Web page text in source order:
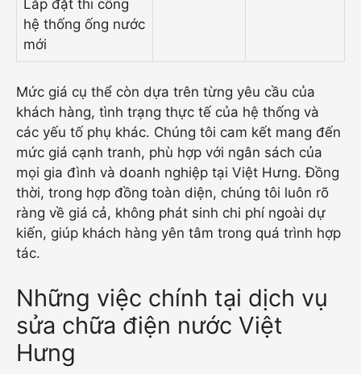
Lắp đặt thi công
hệ thống ống nước
mới
Mức giá cụ thể còn dựa trên từng yêu cầu của
khách hàng, tình trạng thực tế của hệ thống và
các yếu tố phụ khác. Chúng tôi cam kết mang đến
mức giá cạnh tranh, phù hợp với ngân sách của
mọi gia đình và doanh nghiệp tại Việt Hưng. Đồng
thời, trong hợp đồng toàn diện, chúng tôi luôn rõ
ràng về giá cả, không phát sinh chi phí ngoài dự
kiến, giúp khách hàng yên tâm trong quá trình hợp
tác.
Những việc chính tại dịch vụ
sửa chữa điện nước Việt
Hưng